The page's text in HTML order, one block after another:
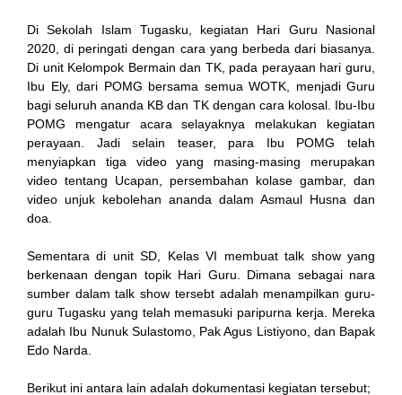
al
Di Sekolah Islam Tugasku, kegiatan Hari Guru Nasional
2020, di peringati dengan cara yang berbeda dari biasanya.
Di unit Kelompok Bermain dan TK, pada perayaan hari guru,
Ibu Ely, dari POMG bersama semua WOTK, menjadi Guru
bagi seluruh ananda KB dan TK dengan cara kolosal. Ibu-Ibu
POMG mengatur acara selayaknya melakukan kegiatan
perayaan. Jadi selain teaser, para Ibu POMG telah
menyiapkan tiga video yang masing-masing merupakan
video tentang Ucapan, persembahan kolase gambar, dan
video unjuk kebolehan ananda dalam Asmaul Husna dan
doa.
Sementara di unit SD, Kelas VI membuat talk show yang
berkenaan dengan topik Hari Guru. Dimana sebagai nara
sumber dalam talk show tersebt adalah menampilkan guru-
guru Tugasku yang telah memasuki paripurna kerja. Mereka
adalah Ibu Nunuk Sulastomo, Pak Agus Listiyono, dan Bapak
Edo Narda.
Berikut ini antara lain adalah dokumentasi kegiatan tersebut;